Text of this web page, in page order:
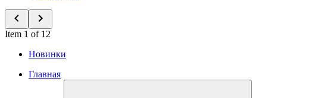
Item 1 of 12
Новинки
Главная